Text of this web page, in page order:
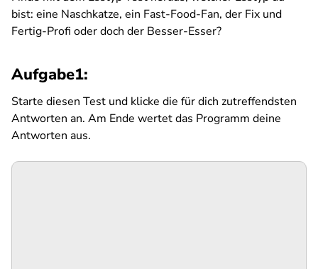
bist: eine Naschkatze, ein Fast-Food-Fan, der Fix und
Fertig-Profi oder doch der Besser-Esser?
Aufgabe1:
Starte diesen Test und klicke die für dich zutreffendsten
Antworten an. Am Ende wertet das Programm deine
Antworten aus.
SPA